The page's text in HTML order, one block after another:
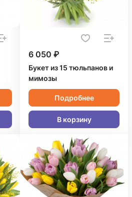
6 050 ₽
Букет из 15 тюльпанов и
мимозы
Подробнее
В корзину